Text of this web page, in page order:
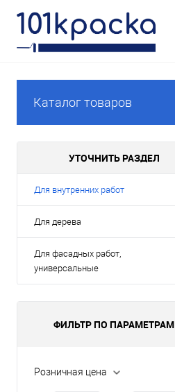
Каталог товаров
УТОЧНИТЬ РАЗДЕЛ
Для внутренних работ
Для дерева
Для фасадных работ,
универсальные
ФИЛЬТР ПО ПАРАМЕТРАМ
Розничная цена